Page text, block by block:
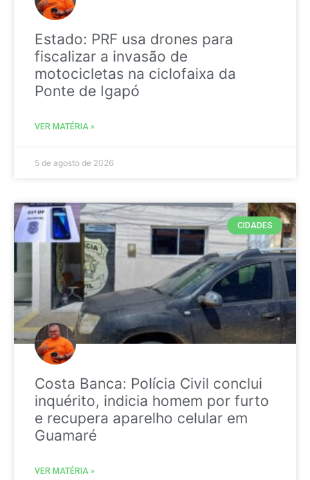
Estado: PRF usa drones para
fiscalizar a invasão de
motocicletas na ciclofaixa da
Ponte de Igapó
VER MATÉRIA »
5 de agosto de 2026
CIDADES
Costa Banca: Polícia Civil conclui
inquérito, indicia homem por furto
e recupera aparelho celular em
Guamaré
VER MATÉRIA »